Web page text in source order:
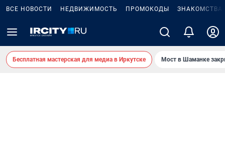
ВСЕ НОВОСТИ НЕДВИЖИМОСТЬ ПРОМОКОДЫ ЗНАКОМСТВА
Бесплатная мастерская для медиа в Иркутске Мост в Шаманке